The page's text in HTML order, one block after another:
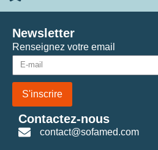
Renseignez votre email
S'inscrire
Newsletter
Contactez-nous
contact@sofamed.com